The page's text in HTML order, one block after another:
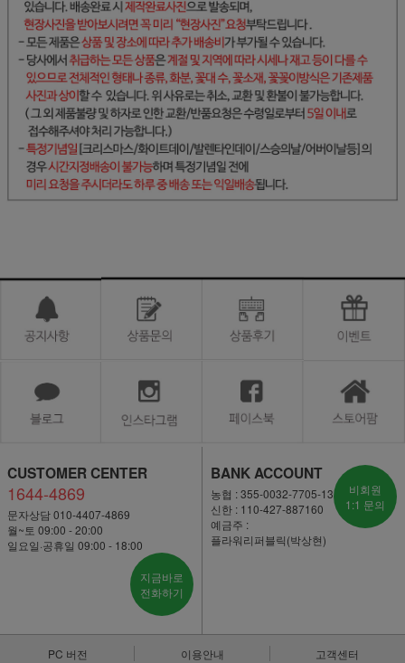
CUSTOMER CENTER
1644-4869
문자상담 010-4407-4869
월~토 09:00 - 20:00
일요일·공휴일 09:00 - 18:00
지금바로
전화하기
BANK ACCOUNT
농협 : 355-0032-7705-13
신한 : 110-427-887160
예금주 :
플라워리퍼블릭(박상현)
비회원
1:1 문의
PC 버전 이용안내 고객센터